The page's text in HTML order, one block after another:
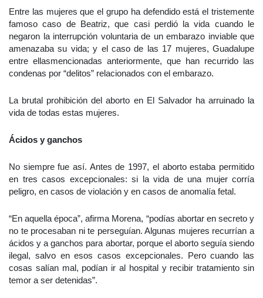
Entre las mujeres que el grupo ha defendido está el tristemente
famoso caso de Beatriz, que casi perdió la vida cuando le
negaron la interrupción voluntaria de un embarazo inviable que
amenazaba su vida; y el caso de las 17 mujeres, Guadalupe
entre ellasmencionadas anteriormente, que han recurrido las
condenas por “delitos” relacionados con el embarazo.
La brutal prohibición del aborto en El Salvador ha arruinado la
vida de todas estas mujeres.
Ácidos y ganchos
No siempre fue así. Antes de 1997, el aborto estaba permitido
en tres casos excepcionales: si la vida de una mujer corría
peligro, en casos de violación y en casos de anomalía fetal.
“En aquella época”, afirma Morena, “podías abortar en secreto y
no te procesaban ni te perseguían. Algunas mujeres recurrían a
ácidos y a ganchos para abortar, porque el aborto seguía siendo
ilegal, salvo en esos casos excepcionales. Pero cuando las
cosas salían mal, podían ir al hospital y recibir tratamiento sin
temor a ser detenidas”.